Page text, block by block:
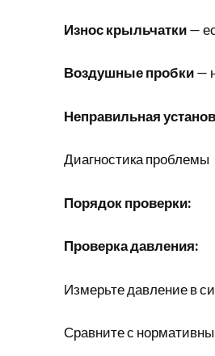
Износ крыльчатки—
Воздушные пробки—
Неправильная
Диагностика проблемы
Порядок проверки:
Проверка давления:
Измерьте давление в
Сравните с